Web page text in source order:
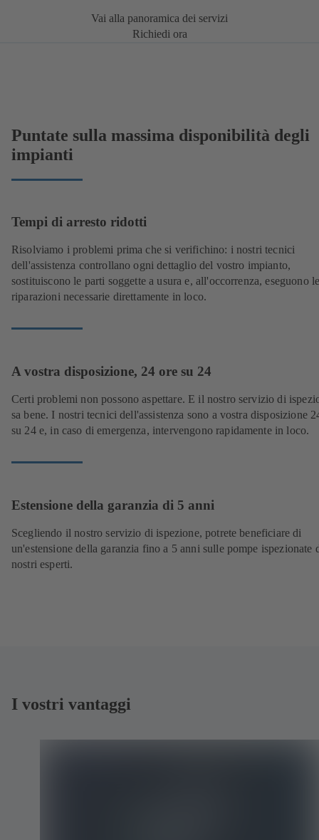
Vai alla panoramica dei servizi
Richiedi ora
Puntate sulla massima disponibilità degli
impianti
Tempi di arresto ridotti
Risolviamo i problemi prima che si verifichino: i nostri tecnici
dell'assistenza controllano ogni dettaglio del vostro impianto,
sostituiscono le parti soggette a usura e, all'occorrenza, eseguono
riparazioni necessarie direttamente in loco.
A vostra disposizione, 24 ore su 24
Certi problemi non possono aspettare. E il nostro servizio di
sa bene. I nostri tecnici dell'assistenza sono a vostra disposizione
su 24 e, in caso di emergenza, intervengono rapidamente in loco.
Estensione della garanzia di 5 anni
Scegliendo il nostro servizio di ispezione, potrete beneficiare di
un'estensione della garanzia fino a 5 anni sulle pompe ispezionate
nostri esperti.
I vostri vantaggi